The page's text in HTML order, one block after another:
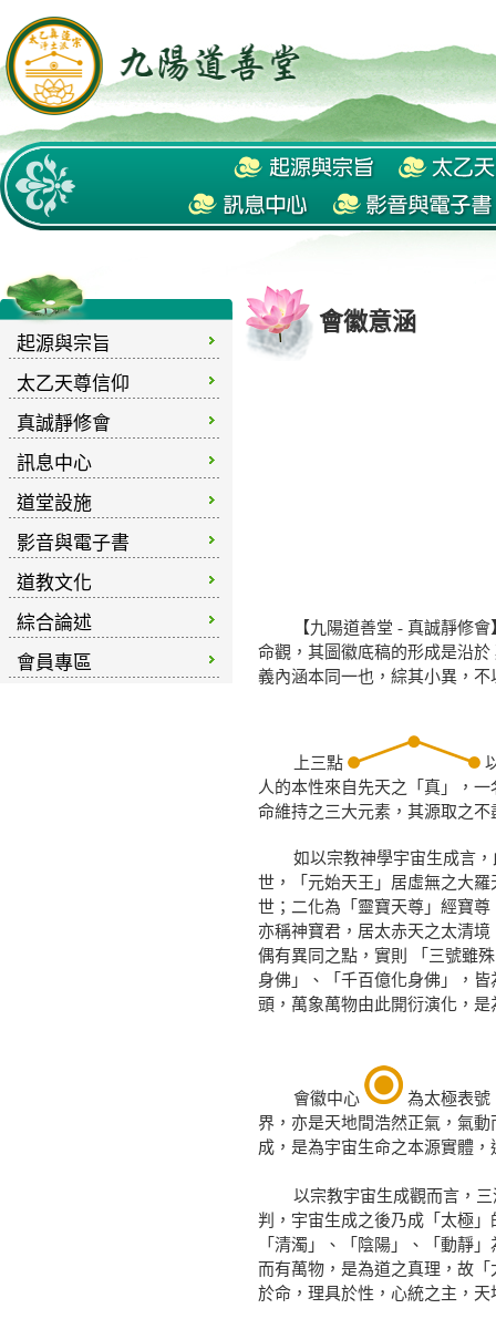
起源與宗旨
太乙天尊信仰
真誠靜修會
訊息中心
道堂設施
影音與電子書
道教文化
綜合論述
會員專區
會徽意涵
【九陽道善堂 - 真誠靜修會】
命觀， 其圖徽底稿的形成是沿
義內涵本同一也，綜其小異，不
上三點
人的本性來自先天之「真」，
命維持之三大元素，其源取之不
如以宗教神學宇宙生成言，
世，「元始天王」居虛無之大
世；二化為「靈寶天尊」經寶
亦稱神寶君，居太赤天之太清
偶有異同之點，實則 「三號雖
身佛」、「千百億化身佛」，
頭，萬象萬物由此開衍演化，
會徽中心
為太極表號
界，亦是天地間浩然正氣，氣
成，是為宇宙生命之本源實體
以宗教宇宙生成觀而言，三
判，宇宙生成之後乃成「太極
「清濁」、「陰陽」、「動靜
而有萬物，是為道之真理，故
於命，理具於性，心統之主，天